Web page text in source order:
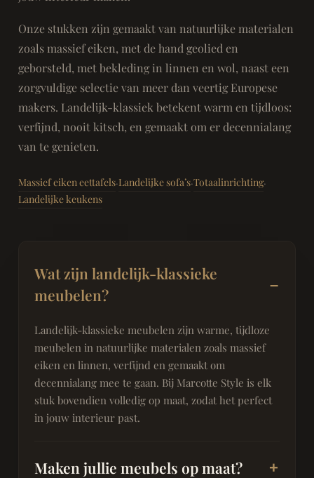
Onze stukken zijn gemaakt van natuurlijke materialen
zoals massief eiken, met de hand geolied en
geborsteld, met bekleding in linnen en wol, naast een
zorgvuldige selectie van meer dan veertig Europese
makers. Landelijk-klassiek betekent warm en tijdloos:
verfijnd, nooit kitsch, en gemaakt om er decennialang
van te genieten.
Massief eiken eettafels·Landelijke sofa’s·Totaalinrichting·
Landelijke keukens
Wat zijn landelijk-klassieke
meubelen?
Landelijk-klassieke meubelen zijn warme, tijdloze
meubelen in natuurlijke materialen zoals massief
eiken en linnen, verfijnd en gemaakt om
decennialang mee te gaan. Bij Marcotte Style is elk
stuk bovendien volledig op maat, zodat het perfect
in jouw interieur past.
Maken jullie meubels op maat?